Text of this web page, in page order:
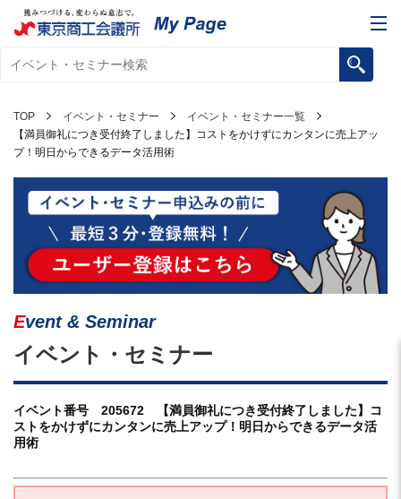
TOP イベント・セミナー
イベント・セミナー一覧
【満員御礼につき受付終了しました】コストをかけずにカンタンに売上アッ
プ！明日からできるデータ活用術
Event & Seminar
イベント・セミナー
イベント番号 205672 【満員御礼につき受付終了しました】コ
ストをかけずにカンタンに売上アップ！明日からできるデータ活
用術